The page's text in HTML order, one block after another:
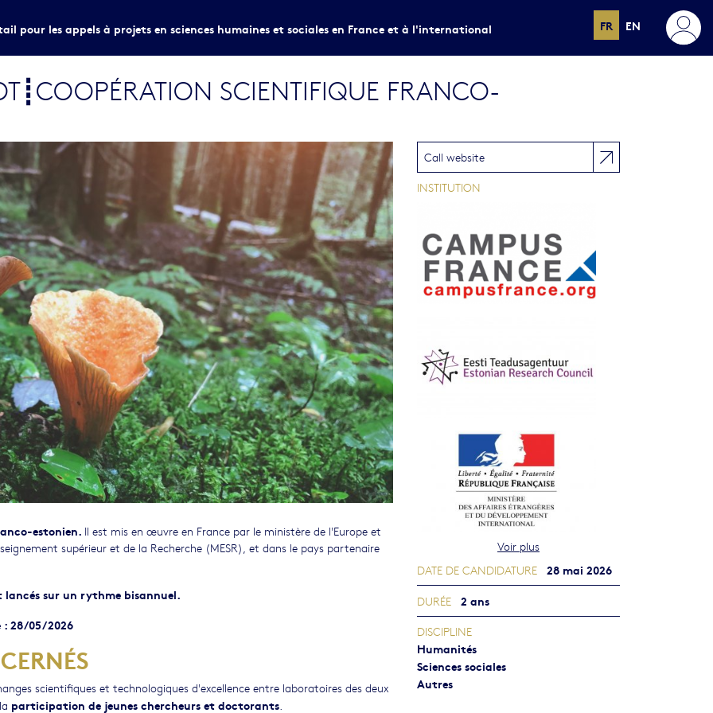
pour les appels à projets en sciences humaines et sociales en France et à l'international FR EN
SCIENTIFIQUE FRANCO-
estonien. Il est mis en œuvre en France par le ministère de l'Europe et
supérieur et de la Recherche (MESR), et dans le pays partenaire
lancés sur un rythme bisannuel.
: 28/05/2026
scientifiques et technologiques d'excellence entre laboratoires des deux
participation de jeunes chercheurs et doctorants
Call website
INSTITUTION
Voir plus
DATE DE CANDIDATURE 28 mai 2026
DURÉE 2 ans
DISCIPLINE
Humanités
Sciences sociales
Autres